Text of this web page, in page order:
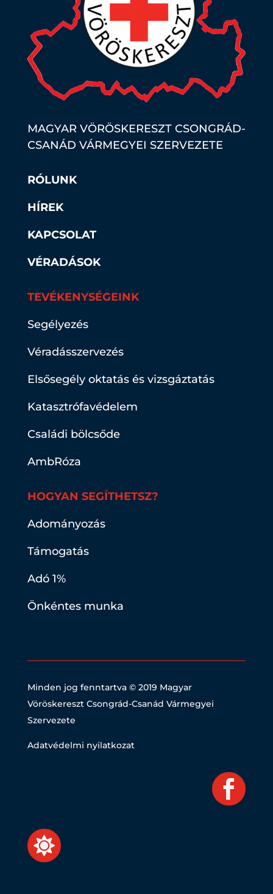
MAGYAR VÖRÖSKERESZT CSONGRÁD-
CSANÁD VÁRMEGYEI SZERVEZETE
RÓLUNK
HÍREK
KAPCSOLAT
VÉRADÁSOK
TEVÉKENYSÉGEINK
Segélyezés
Véradásszervezés
Elsősegély oktatás és vizsgáztatás
Katasztrófavédelem
Családi bölcsőde
AmbRóza
HOGYAN SEGÍTHETSZ?
Adományozás
Támogatás
Adó 1%
Önkéntes munka
Minden jog fenntartva © 2019 Magyar
Vöröskereszt Csongrád-Csanád Vármegyei
Szervezete
Adatvédelmi nyilatkozat

